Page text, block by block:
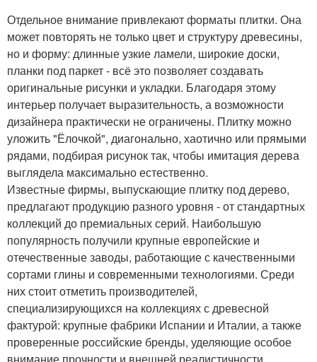
Отдельное внимание привлекают форматы плитки. Она
может повторять не только цвет и структуру древесины,
но и форму: длинные узкие ламели, широкие доски,
планки под паркет - всё это позволяет создавать
оригинальные рисунки и укладки. Благодаря этому
интерьер получает выразительность, а возможности
дизайнера практически не ограничены. Плитку можно
уложить "Ёлочкой", диагонально, хаотично или прямыми
рядами, подбирая рисунок так, чтобы имитация дерева
выглядела максимально естественно.
Известные фирмы, выпускающие плитку под дерево,
предлагают продукцию разного уровня - от стандартных
коллекций до премиальных серий. Наибольшую
популярность получили крупные европейские и
отечественные заводы, работающие с качественными
сортами глины и современными технологиями. Среди
них стоит отметить производителей,
специализирующихся на коллекциях с древесной
фактурой: крупные фабрики Испании и Италии, а также
проверенные российские бренды, уделяющие особое